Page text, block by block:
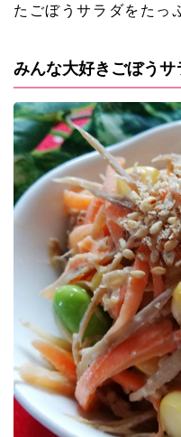
たごぼうサラダをたっ
みんな大好きごぼう